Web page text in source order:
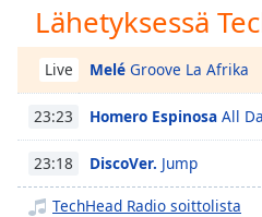
Playback
Rate
Chapters
Chapters
Lähetyksessä
Live Melé Groove La Afrika
23:23 Homero Espinosa All
23:18 DiscoVer. Jump
TechHead Radio soittolista